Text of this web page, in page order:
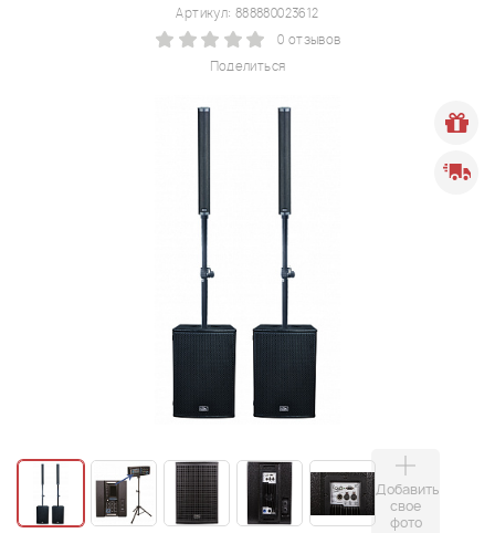
Поделиться
Артикул: 888880023612
0 отзывов
Добавить
свое
фото